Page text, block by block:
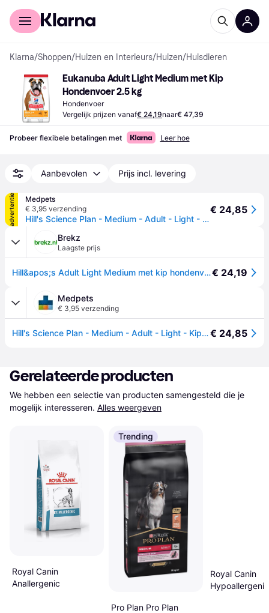
Voor shoppers
Klarna/Shoppen/Huizen en Interieurs/Huizen/Huisdieren
Eukanuba Adult Light Medium met Kip
Hondenvoer 2.5 kg
Hondenvoer
Vergelijk prijzen vanaf€ 24,19naar€ 47,39
Probeer flexibele betalingen met Leer hoe
Aanbevolen Prijs incl. levering
advertentie
Medpets
€ 3,95 verzending
Hill's Science Plan - Medium - Adult - Light - Kip - 2,5 kg
€ 24,85
Brekz
Laagste prijs
Hill&apos;s Adult Light Medium met kip hondenvoer 2,5 kg€ 24,19
Medpets
€ 3,95 verzending
Hill's Science Plan - Medium - Adult - Light - Kip - 2,5 kg€ 24,85
Gerelateerde producten
We hebben een selectie van producten samengesteld die je
mogelijk interesseren. Alles weergeven
Royal Canin
Anallergenic
Trending
Pro Plan Pro Plan
Royal Canin
Hypoallergenic